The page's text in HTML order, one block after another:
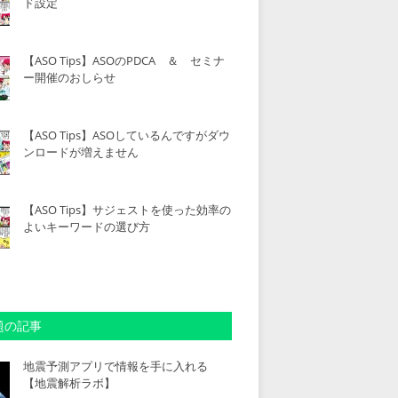
【ASO Tips】ASOのPDCA ＆ セミナ
ー開催のおしらせ
【ASO Tips】ASOしているんですがダウ
ンロードが増えません
【ASO Tips】サジェストを使った効率の
よいキーワードの選び方
の記事
地震予測アプリで情報を手に入れる
【地震解析ラボ】